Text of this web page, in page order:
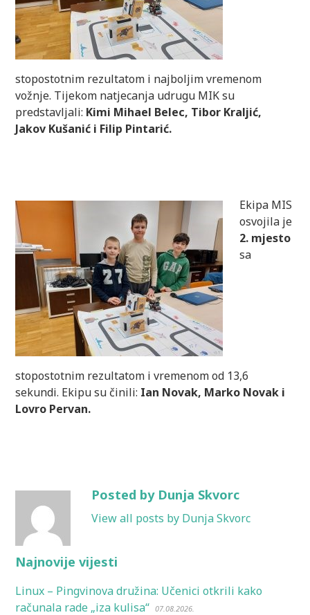
stopostotnim rezultatom i najboljim vremenom
vožnje. Tijekom natjecanja udrugu MIK su
predstavljali: Kimi Mihael Belec, Tibor Kraljić,
Jakov Kušanić i Filip Pintarić.
Ekipa MIS
osvojila je
2. mjesto
sa
stopostotnim rezultatom i vremenom od 13,6
sekundi. Ekipu su činili: Ian Novak, Marko Novak i
Lovro Pervan.
Posted by Dunja Skvorc
View all posts by Dunja Skvorc
Najnovije vijesti
Linux – Pingvinova družina: Učenici otkrili kako
računala rade „iza kulisa“ 07.08.2026.